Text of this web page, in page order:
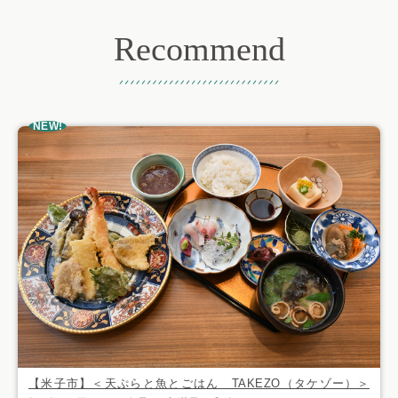
Recommend
NEW!
【米子市】＜天ぷらと魚とごはん TAKEZO（タケゾー）＞